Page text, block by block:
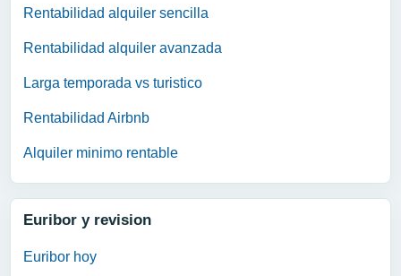
Rentabilidad alquiler sencilla
Rentabilidad alquiler avanzada
Larga temporada vs turistico
Rentabilidad Airbnb
Alquiler minimo rentable
Euribor y revision
Euribor hoy